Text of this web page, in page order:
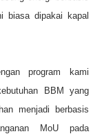
biasa dipakai kapal
program kami
BBM yang
menjadi berbasis
MoU pada